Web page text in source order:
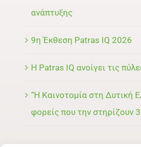
ανάπτυξης
9η Έκθεση Patras IQ 2026
Η Patras IQ ανοίγει τις
“Η Καινοτομία στη Δυτική
φορείς που την στηρίζουν